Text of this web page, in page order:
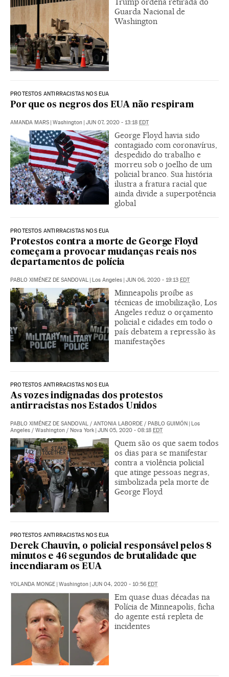
Guarda Nacional de
Washington
PROTESTOS ANTIRRACISTAS NOS EUA
Por que os negros dos EUA não respiram
AMANDA MARS | Washington | JUN 07, 2020 - 13:18 EDT
George Floyd havia sido
contagiado com coronavírus,
despedido do trabalho e
morreu sob o joelho de um
policial branco. Sua história
ilustra a fratura racial que
ainda divide a superpotência
global
PROTESTOS ANTIRRACISTAS NOS EUA
Protestos contra a morte de George Floyd
começam a provocar mudanças reais nos
departamentos de polícia
PABLO XIMÉNEZ DE SANDOVAL | Los Angeles | JUN 06, 2020 - 19:13 EDT
Minneapolis proíbe as
técnicas de imobilização, Los
Angeles reduz o orçamento
policial e cidades em todo o
país debatem a repressão às
manifestações
PROTESTOS ANTIRRACISTAS NOS EUA
As vozes indignadas dos protestos
antirracistas nos Estados Unidos
PABLO XIMÉNEZ DE SANDOVAL / ANTONIA LABORDE / PABLO GUIMÓN | Los
Angeles / Washington / Nova York | JUN 05, 2020 - 08:18 EDT
Quem são os que saem todos
os dias para se manifestar
contra a violência policial
que atinge pessoas negras,
simbolizada pela morte de
George Floyd
PROTESTOS ANTIRRACISTAS NOS EUA
Derek Chauvin, o policial responsável pelos 8
minutos e 46 segundos de brutalidade que
incendiaram os EUA
YOLANDA MONGE | Washington | JUN 04, 2020 - 10:56 EDT
Em quase duas décadas na
Polícia de Minneapolis, ficha
do agente está repleta de
incidentes